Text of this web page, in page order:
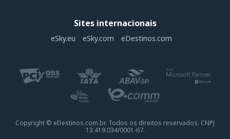
Contém informação incorreta
Sites internacionais
eSky.eu eSky.com eDestinos.com
Copyright © eDestinos.com.br. Todos os direitos reservados. CNPJ
13.419.034/0001-67.